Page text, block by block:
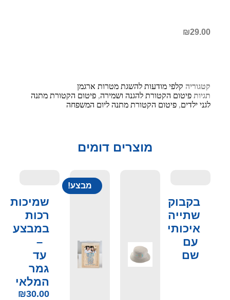
₪29.00
קטגוריה קלפי מודעות להשגת מטרות ארגמן
תגיות פיטום הקטורת להגנה ושמירה, פיטום הקטורת מתנה
לגני ילדים, פיטום הקטורת מתנה ליום המשפחה
מוצרים דומים
בקבוק
שתייה
איכותי
עם
שם
מבצע!
שמיכות
רכות
במבצע
–
עד
גמר
המלאי
₪30.00